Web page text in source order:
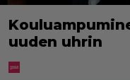
uuden uhrin